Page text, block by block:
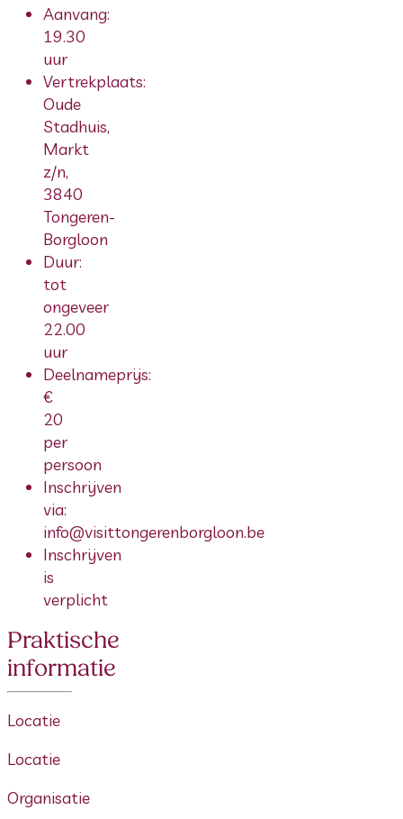
Aanvang:
19.30
uur
Vertrekplaats:
Oude
Stadhuis,
Markt
z/n,
3840
Tongeren-
Borgloon
Duur:
tot
ongeveer
22.00
uur
Deelnameprijs:
€
20
per
persoon
Inschrijven
via:
info@visittongerenborgloon.be
Inschrijven
is
verplicht
Praktische
informatie
Locatie
Locatie
Organisatie